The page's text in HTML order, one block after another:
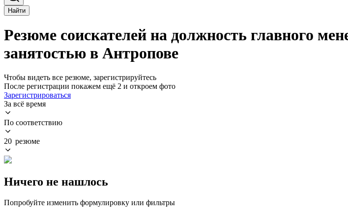
Найти
Резюме соискателей на должность главного
занятостью в Антропове
Чтобы видеть все резюме, зарегистрируйтесь
После регистрации покажем ещё 2 и откроем фото
Зарегистрироваться
За всё время
По соответствию
20 резюме
Ничего не нашлось
Попробуйте изменить формулировку или фильтры